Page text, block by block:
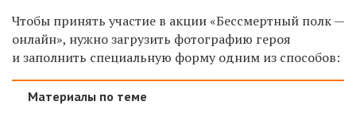
Чтобы принять участие в акции «Бессмертный полк —
онлайн», нужно загрузить фотографию героя
и заполнить специальную форму одним из способов:
Материалы по теме